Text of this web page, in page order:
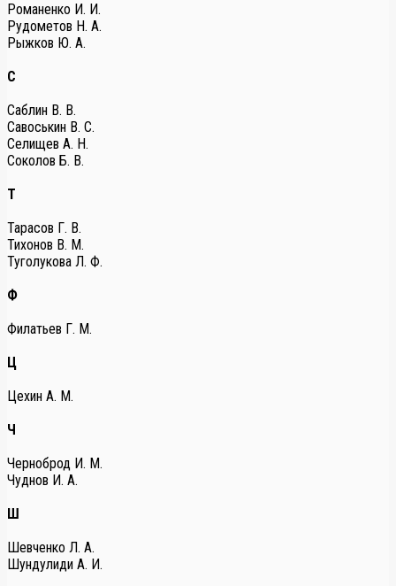
Романенко И. И.
Рудометов Н. А.
Рыжков Ю. А.
С
Саблин В. В.
Савоськин В. С.
Селищев А. Н.
Соколов Б. В.
Т
Тарасов Г. В.
Тихонов В. М.
Туголукова Л. Ф.
Ф
Филатьев Г. М.
Ц
Цехин А. М.
Ч
Черноброд И. М.
Чуднов И. А.
Ш
Шевченко Л. А.
Шундулиди А. И.